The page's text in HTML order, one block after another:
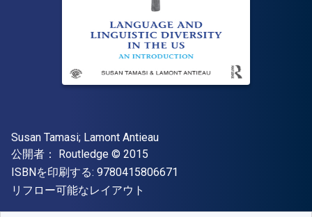
著者
Susan Tamasi; Lamont Antieau
出版社
公開者： Routledge 著作権
© 2015
ISBNを印刷する: 9780415806671
形式
リフロー可能なレイアウト